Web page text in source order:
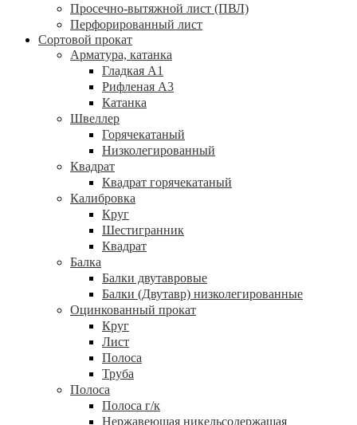
Просечно-вытяжной лист (ПВЛ)
Перфорированный лист
Сортовой прокат
Арматура, катанка
Гладкая А1
Рифленая А3
Катанка
Швеллер
Горячекатаный
Низколегированный
Квадрат
Квадрат горячекатаный
Калибровка
Круг
Шестигранник
Квадрат
Балка
Балки двутавровые
Балки (Двутавр) низколегированные
Оцинкованный прокат
Круг
Лист
Полоса
Труба
Полоса
Полоса г/к
Нержавеющая никельсодержащая